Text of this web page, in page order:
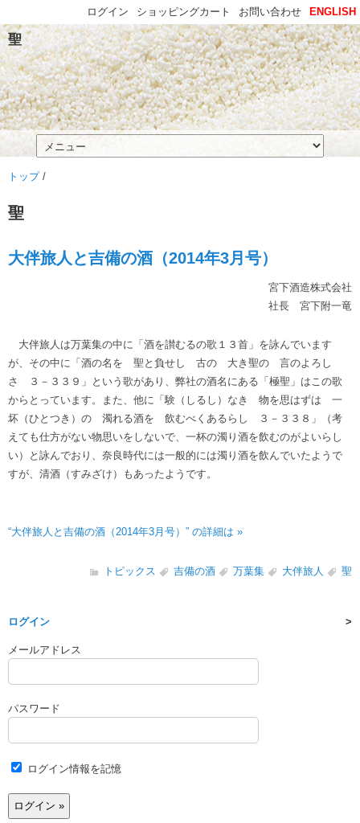
聖
トップ/
聖
大伴旅人と吉備の酒（2014年3月号）
宮下酒造株式会社
社長 宮下附一竜
大伴旅人は万葉集の中に「酒を讃むるの歌１３首」を詠んでいます
が、その中に「酒の名を 聖と負せし 古の 大き聖の 言のよろし
さ ３－３３９」という歌があり、弊社の酒名にある「極聖」はこの歌
からとっています。また、他に「験（しるし）なき 物を思はずは 一
坏（ひとつき）の 濁れる酒を 飲むべくあるらし ３－３３８」（考
えても仕方がない物思いをしないで、一杯の濁り酒を飲むのがよいらし
い）と詠んでおり、奈良時代には一般的には濁り酒を飲んでいたようで
すが、清酒（すみざけ）もあったようです。
“大伴旅人と吉備の酒（2014年3月号）” の詳細は »
トピックス 吉備の酒 万葉集 大伴旅人 聖
ログイン
メールアドレス
パスワード
ログイン情報を記憶
ENGLISH
お問い合わせ
ショッピングカート
ログイン